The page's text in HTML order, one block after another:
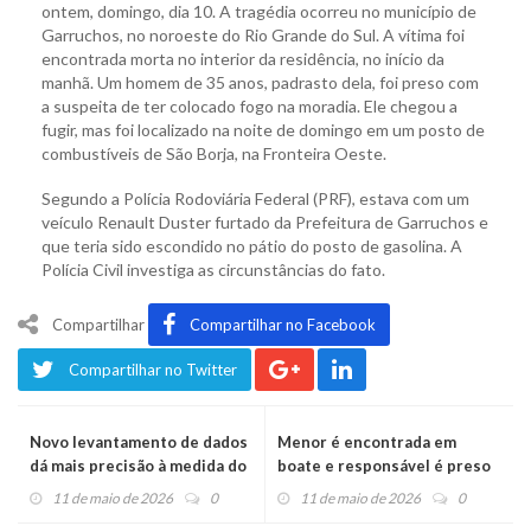
ontem, domingo, dia 10. A tragédia ocorreu no município de
Garruchos, no noroeste do Rio Grande do Sul. A vítima foi
encontrada morta no interior da residência, no início da
manhã. Um homem de 35 anos, padrasto dela, foi preso com
a suspeita de ter colocado fogo na moradia. Ele chegou a
fugir, mas foi localizado na noite de domingo em um posto de
combustíveis de São Borja, na Fronteira Oeste.
Segundo a Polícia Rodoviária Federal (PRF), estava com um
veículo Renault Duster furtado da Prefeitura de Garruchos e
que teria sido escondido no pátio do posto de gasolina. A
Polícia Civil investiga as circunstâncias do fato.
Compartilhar Compartilhar no Facebook
Compartilhar no Twitter
Novo levantamento de dados
dá mais precisão à medida do
nível do Forromeco
11 de maio de 2026 0
Menor é encontrada em
boate e responsável é preso
em Feliz11 de maio de 2026 0